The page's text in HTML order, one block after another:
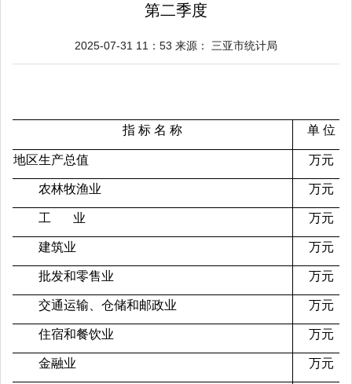
第二季度
2025-07-31 11：53 来源： 三亚市统计局
指 标 名 称 单 位
地区生产总值 万元
农林牧渔业 万元
工 业 万元
建筑业 万元
批发和零售业 万元
交通运输、仓储和邮政业 万元
住宿和餐饮业 万元
金融业 万元